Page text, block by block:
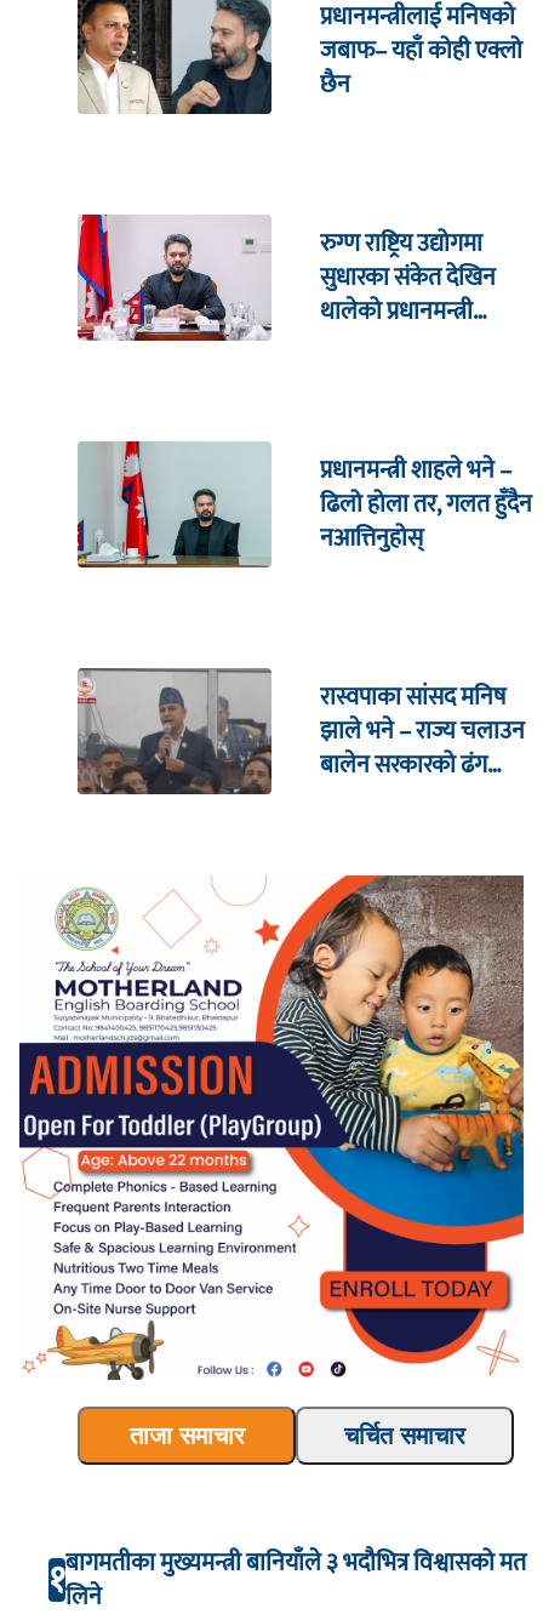
प्रधानमन्त्रीलाई मनिषको
जबाफ– यहाँ कोही एक्लो
छैन
रुग्ण राष्ट्रिय उद्योगमा
सुधारका संकेत देखिन
थालेको प्रधानमन्त्री
प्रधानमन्त्री शाहले भने –
ढिलो होला तर, गलत हुँदैन
नआत्तिनुहोस्
रास्वपाका सांसद मनिष
झाले भने – राज्य चलाउन
बालेन सरकारको ढंग
ताजा समाचार चर्चित समाचार
१बागमतीका मुख्यमन्त्री बानियाँले ३ भदौभित्र विश्वासको मत
लिने